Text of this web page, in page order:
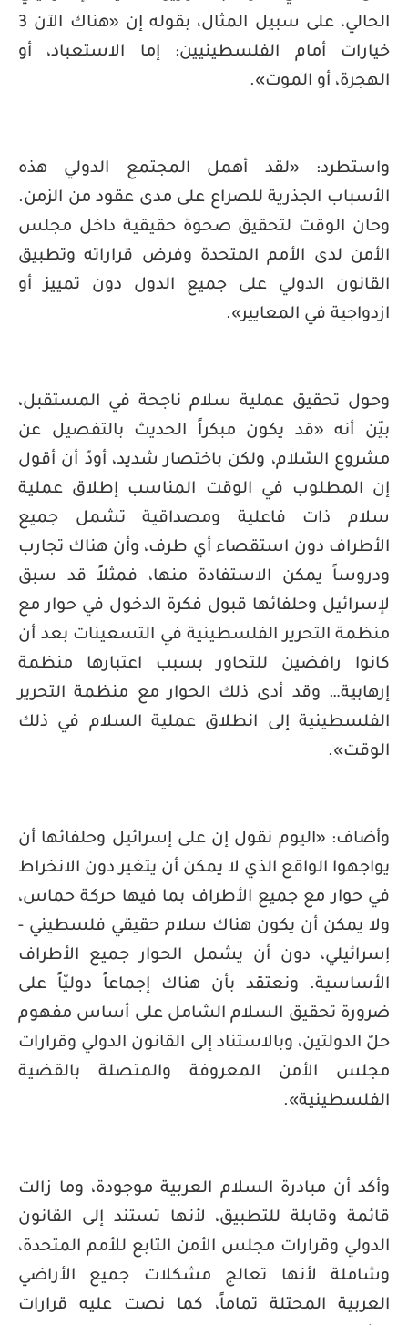
الحالي، على سبيل المثال، بقوله إن «هناك الآن 3
خيارات أمام الفلسطينيين: إما الاستعباد، أو
الهجرة، أو الموت».
واستطرد: «لقد أهمل المجتمع الدولي هذه
الأسباب الجذرية للصراع على مدى عقود من الزمن.
وحان الوقت لتحقيق صحوة حقيقية داخل مجلس
الأمن لدى الأمم المتحدة وفرض قراراته وتطبيق
القانون الدولي على جميع الدول دون تمييز أو
ازدواجية في المعايير».
وحول تحقيق عملية سلام ناجحة في المستقبل،
بيّن أنه «قد يكون مبكراً الحديث بالتفصيل عن
مشروع السّلام، ولكن باختصار شديد، أودّ أن أقول
إن المطلوب في الوقت المناسب إطلاق عملية
سلام ذات فاعلية ومصداقية تشمل جميع
الأطراف دون استقصاء أي طرف، وأن هناك تجارب
ودروساً يمكن الاستفادة منها، فمثلاً قد سبق
لإسرائيل وحلفائها قبول فكرة الدخول في حوار مع
منظمة التحرير الفلسطينية في التسعينات بعد أن
كانوا رافضين للتحاور بسبب اعتبارها منظمة
إرهابية… وقد أدى ذلك الحوار مع منظمة التحرير
الفلسطينية إلى انطلاق عملية السلام في ذلك
الوقت».
وأضاف: «اليوم نقول إن على إسرائيل وحلفائها أن
يواجهوا الواقع الذي لا يمكن أن يتغير دون الانخراط
في حوار مع جميع الأطراف بما فيها حركة حماس،
ولا يمكن أن يكون هناك سلام حقيقي فلسطيني -
إسرائيلي، دون أن يشمل الحوار جميع الأطراف
الأساسية. ونعتقد بأن هناك إجماعاً دوليّاً على
ضرورة تحقيق السلام الشامل على أساس مفهوم
حلّ الدولتين، وبالاستناد إلى القانون الدولي وقرارات
مجلس الأمن المعروفة والمتصلة بالقضية
الفلسطينية».
وأكد أن مبادرة السلام العربية موجودة، وما زالت
قائمة وقابلة للتطبيق، لأنها تستند إلى القانون
الدولي وقرارات مجلس الأمن التابع للأمم المتحدة،
وشاملة لأنها تعالج مشكلات جميع الأراضي
العربية المحتلة تماماً، كما نصت عليه قرارات